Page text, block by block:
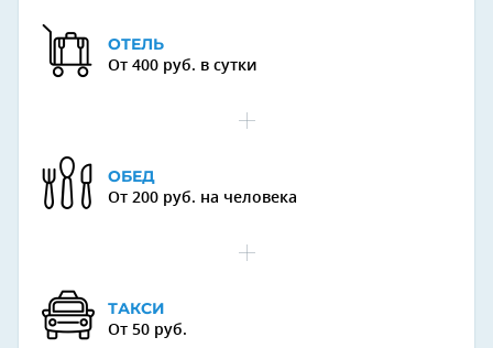
ОТЕЛЬ
От 400 руб. в сутки
ОБЕД
От 200 руб. на человека
ТАКСИ
От 50 руб.